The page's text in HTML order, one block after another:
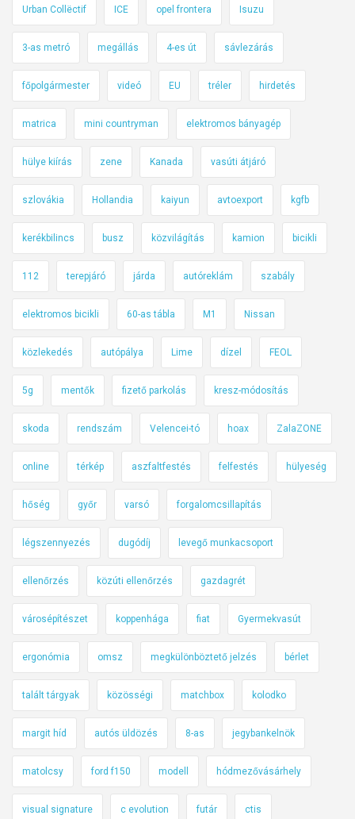
i
k
ö
z
e
e
s
b
i
n
á
i
s
z
e
f
o
g
l
a
l
t
z
l
e
k
e
é
b
i
z
n
á
i
s
s
z
o
g
l
a
l
ó
Urban Collëctif ICE opel frontera Isuzu
3-as metró megállás 4-es út sávlezárás
főpolgármester videó EU tréler hirdetés
matrica mini countryman elektromos bányagép
hülye kiírás zene Kanada vasúti átjáró
szlovákia Hollandia kaiyun avtoexport kgfb
kerékbilincs busz közvilágítás kamion bicikli
112 terepjáró járda autóreklám szabály
elektromos bicikli 60-as tábla M1 Nissan
közlekedés autópálya Lime dízel FEOL
5g mentők fizető parkolás kresz-módosítás
skoda rendszám Velencei-tó hoax ZalaZONE
online térkép aszfaltfestés felfestés hülyeség
hőség győr varsó forgalomcsillapítás
légszennyezés dugódíj levegő munkacsoport
ellenőrzés közúti ellenőrzés gazdagrét
városépítészet koppenhága fiat Gyermekvasút
ergonómia omsz megkülönböztető jelzés bérlet
talált tárgyak közösségi matchbox kolodko
margit híd autós üldözés 8-as jegybankelnök
matolcsy ford f150 modell hódmezővásárhely
visual signature c evolution futár ctis